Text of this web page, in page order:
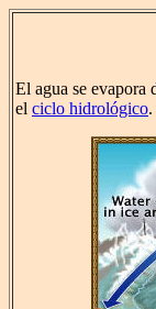
El agua se evapora
el ciclo hidrológico.